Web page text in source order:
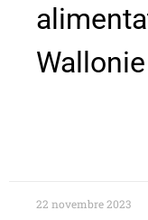
22 novembre 2023